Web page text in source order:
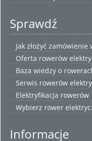
Sprawdź
Jak złożyć zamówienie
Oferta rowerów
Baza wiedzy o
Serwis rowerów
Elektryfikacja rowerów
Wybierz rower
Informacje